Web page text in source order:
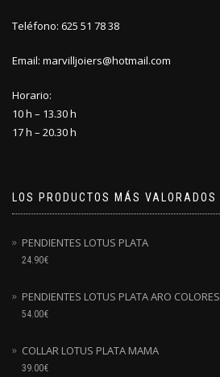
Teléfono: 625 51 78 38
Email: marvilljoiers@hotmail.com
Horario:
10 h – 13.30 h
17 h – 20.30 h
LOS PRODUCTOS MÁS VALORADOS
PENDIENTES LOTUS PLATA
24.90€
PENDIENTES LOTUS PLATA ARO COLORES
54.00€
COLLAR LOTUS PLATA MAMA
39.00€